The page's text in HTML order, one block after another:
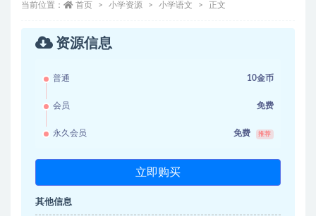
当前位置： 首页 小学资源 小学语文 正文
资源信息
普通 10金币
会员 免费
永久会员 免费 推荐
立即购买
其他信息